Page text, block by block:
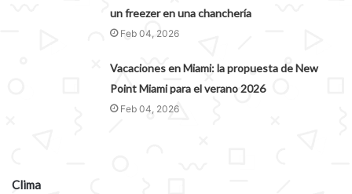
un freezer en una chanchería
Feb 04, 2026
Vacaciones en Miami: la propuesta de New
Point Miami para el verano 2026
Feb 04, 2026
Clima